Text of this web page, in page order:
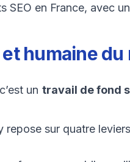
SEO en France, avec
humaine
un travail de fond
sur quatre